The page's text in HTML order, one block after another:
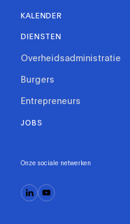
KALENDER
DIENSTEN
Overheidsadministratie
Burgers
Entrepreneurs
JOBS
Onze sociale netwerken